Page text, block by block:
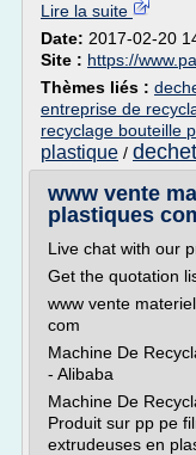
Lire la suite
Date: 2017-02-20
Site : https://
Thèmes liés :
entreprise de
recyclage bouteille
plastique /
www vente
plastiques
Live chat with our
Get the quotation
www vente
com
Machine De
- Alibaba
Machine De
Produit sur pp pe
extrudeuses en